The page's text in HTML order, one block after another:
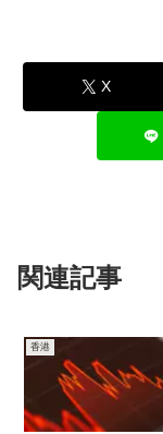
X
関連記事
香港